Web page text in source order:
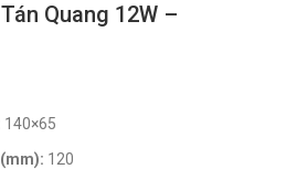
Quang 12W –
140×65
120